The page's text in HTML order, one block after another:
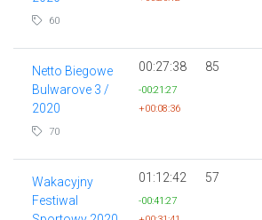
60
Netto Biegowe
Bulwarove 3 /
2020
70
00:27:38
-00:21:27
+00:08:36
85
Wakacyjny
Festiwal
01:12:42
-00:41:27
57